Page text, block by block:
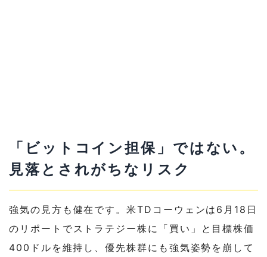
「ビットコイン担保」ではない。
見落とされがちなリスク
強気の見方も健在です。米TDコーウェンは6月18日
のリポートでストラテジー株に「買い」と目標株価
400ドルを維持し、優先株群にも強気姿勢を崩して